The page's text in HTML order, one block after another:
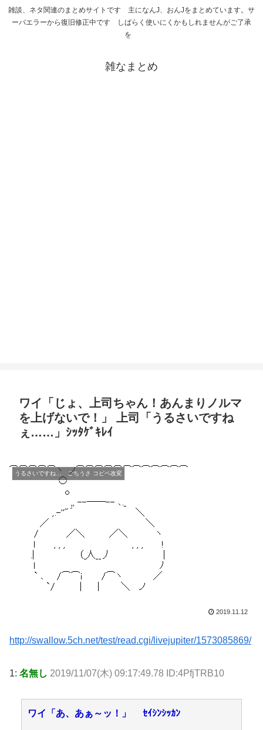
雑談、ネタ関連のまとめサイトです 主になんJ、おんJをまとめています。サ
ーバエラーから復旧修正中です しばらく使いにくかもしれませんがご了承
を
雑なまとめ
ワイ「じょ、上司ちゃん！あんまりノルマ
を上げないで！」 上司「うるさいですね
ぇ……」ｼｯﾀｹﾞｷﾚｲ
うるさいですね… ごちうさ コピペ改変
2019.11.12
http://swallow.5ch.net/test/read.cgi/livejupiter/1573085869/
1: 名無し 2019/11/07(木) 09:17:49.78 ID:4PfjTRB10
ワイ「あ、あぁ～ッ！」 ｾｲｼﾝｼｯｶﾝ